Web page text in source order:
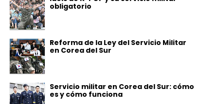
obligatorio
Reforma de la Ley del Servicio Militar
en Corea del Sur
Servicio militar en Corea del Sur: cómo
es y cómo funciona